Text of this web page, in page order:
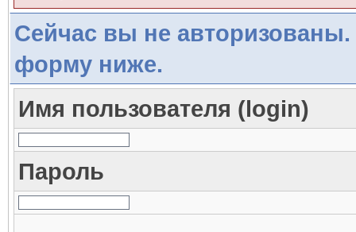
Сейчас вы не авторизованы.
форму ниже.
Имя пользователя (login)
Пароль